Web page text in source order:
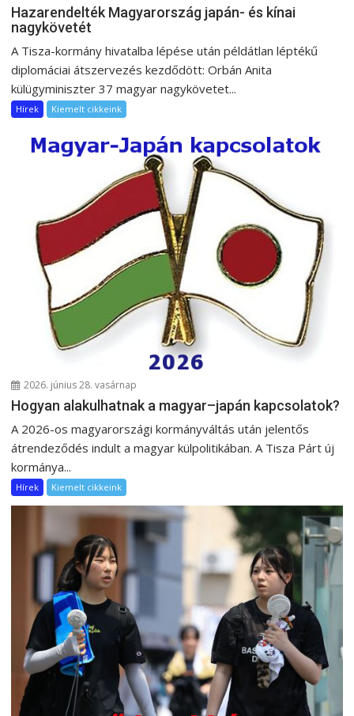
Hazarendelték Magyarország japán- és kínai
nagykövetét
A Tisza-kormány hivatalba lépése után példátlan léptékű
diplomáciai átszervezés kezdődött: Orbán Anita
külügyminiszter 37 magyar nagykövetet...
Hírek Kiemelt cikkeink
2026. június 28. vasárnap
Hogyan alakulhatnak a magyar–japán kapcsolatok?
A 2026-os magyarországi kormányváltás után jelentős
átrendeződés indult a magyar külpolitikában. A Tisza Párt új
kormánya...
Hírek Kiemelt cikkeink